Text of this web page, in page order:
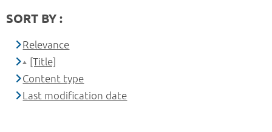
SORT BY :
Relevance
[Title]
Content type
Last modification date